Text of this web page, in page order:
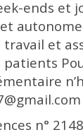
ends et
travail et
patients
n°